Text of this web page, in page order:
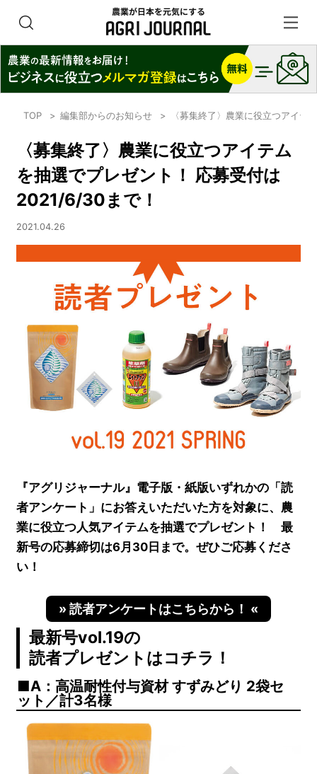
TOP 編集部からのお知らせ 〈募集終了〉農業に役立つアイ
〈募集終了〉農業に役立つアイテム
を抽選でプレゼント！ 応募受付は
2021/6/30まで！
2021.04.26
『アグリジャーナル』電子版・紙版いずれかの「読
者アンケート」にお答えいただいた方を対象に、農
業に役立つ人気アイテムを抽選でプレゼント！ 最
新号の応募締切は6月30日まで。ぜひご応募くださ
い！
» 読者アンケートはこちらから！ «
最新号vol.19の
読者プレゼントはコチラ！
A：高温耐性付与資材 すずみどり 2袋セ
ット／計3名様